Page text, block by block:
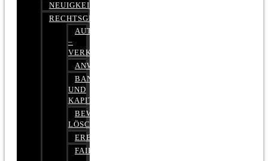
NEUIGKEITEN
RECHTSGEBIETE
AUTOBETRUG
–
VERKEHRSRECHT
ANWALTSHAFTUNGSRECHT
BANK-
UND
KAPITALMARKTRECHT
BEWERTUNGEN
LÖSCHEN
ERBRECHT
FAIRMIETEN